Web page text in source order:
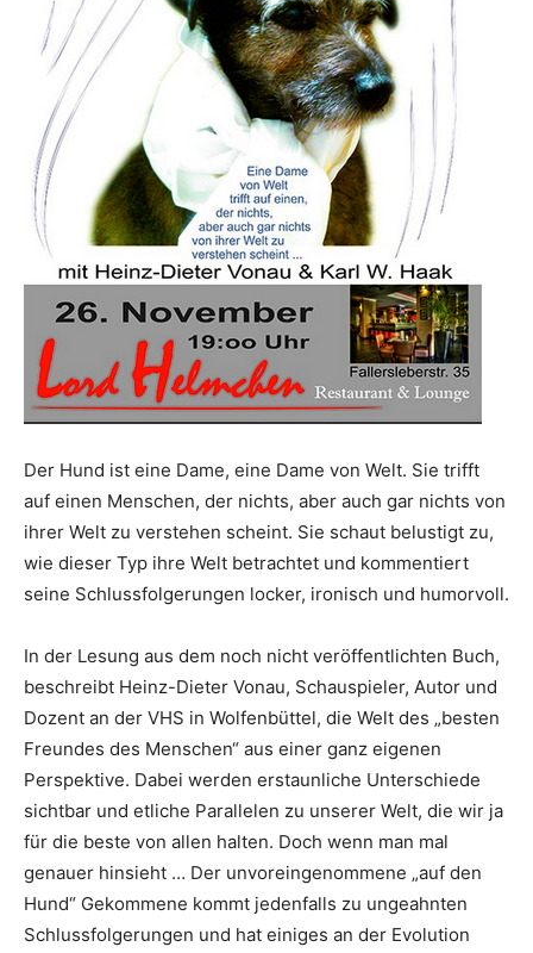
Der Hund ist eine Dame, eine Dame von Welt. Sie trifft
auf einen Menschen, der nichts, aber auch gar nichts von
ihrer Welt zu verstehen scheint. Sie schaut belustigt zu,
wie dieser Typ ihre Welt betrachtet und kommentiert
seine Schlussfolgerungen locker, ironisch und humorvoll.
In der Lesung aus dem noch nicht veröffentlichten Buch,
beschreibt Heinz-Dieter Vonau, Schauspieler, Autor und
Dozent an der VHS in Wolfenbüttel, die Welt des „besten
Freundes des Menschen“ aus einer ganz eigenen
Perspektive. Dabei werden erstaunliche Unterschiede
sichtbar und etliche Parallelen zu unserer Welt, die wir ja
für die beste von allen halten. Doch wenn man mal
genauer hinsieht … Der unvoreingenommene „auf den
Hund“ Gekommene kommt jedenfalls zu ungeahnten
Schlussfolgerungen und hat einiges an der Evolution